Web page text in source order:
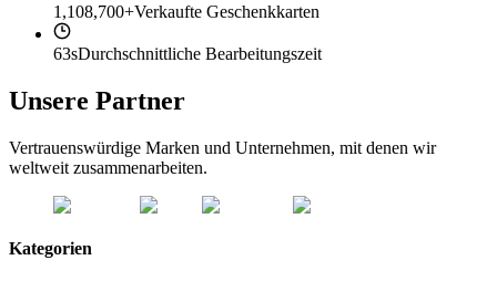
1,108,700+Verkaufte Geschenkkarten
63sDurchschnittliche Bearbeitungszeit
Unsere Partner
Vertrauenswürdige Marken und Unternehmen, mit denen wir
weltweit zusammenarbeiten.
Kategorien